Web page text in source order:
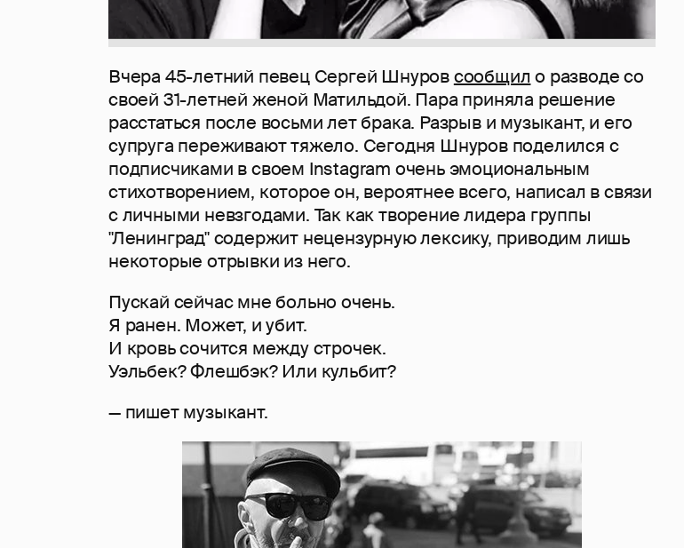
Вчера 45-летний певец Сергей Шнуровсообщил о разводе со
своей 31-летней женой Матильдой. Пара приняла решение
расстаться после восьми лет брака. Разрыв и музыкант, и его
супруга переживают тяжело. Сегодня Шнуров поделился с
подписчиками в своем Instagram очень эмоциональным
стихотворением, которое он, вероятнее всего, написал в связи
с личными невзгодами. Так как творение лидера группы
"Ленинград" содержит нецензурную лексику, приводим лишь
некоторые отрывки из него.
Пускай сейчас мне больно очень.
Я ранен. Может, и убит.
И кровь сочится между строчек.
Уэльбек? Флешбэк? Или кульбит?
— пишет музыкант.